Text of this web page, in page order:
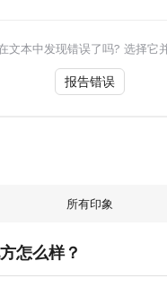
文本中发现错误了吗? 选择它
报告错误
所有印象
怎么样？